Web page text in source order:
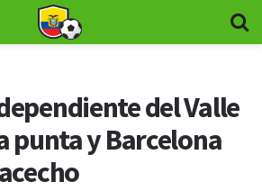
del Valle
punta y Barcelona